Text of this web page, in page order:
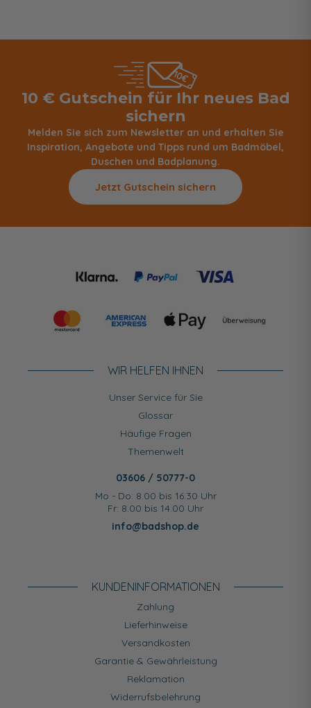
10 € Gutschein für Ihr neues Bad
sichern
Melden Sie sich zum Newsletter an und erhalten Sie
Inspiration, Angebote und Tipps rund um Badmöbel,
Duschen und Badplanung.
Jetzt Gutschein sichern
WIR HELFEN IHNEN
Unser Service für Sie
Glossar
Häufige Fragen
Themenwelt
03606 / 50777-0
Mo - Do: 8.00 bis 16.30 Uhr
Fr: 8.00 bis 14.00 Uhr
info@badshop.de
KUNDEN­INFORMATIONEN
Zahlung
Lieferhinweise
Versandkosten
Garantie & Gewährleistung
Reklamation
Widerrufsbelehrung